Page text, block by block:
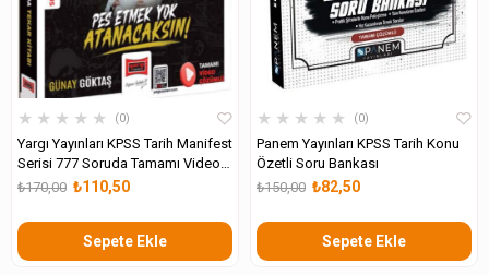
★ ★ ★ ★ ★ 0
Yargı Yayınları KPSS Tarih Manifest
Serisi 777 Soruda Tamamı Video
Çözümlü Tekrar Kitabı
₺110,50
₺170,00
Sepete Ekle
★ ★ ★ ★ ★ 0
Panem Yayınları KPSS Tarih Konu
Özetli Soru Bankası
₺82,50
₺150,00
Sepete Ekle